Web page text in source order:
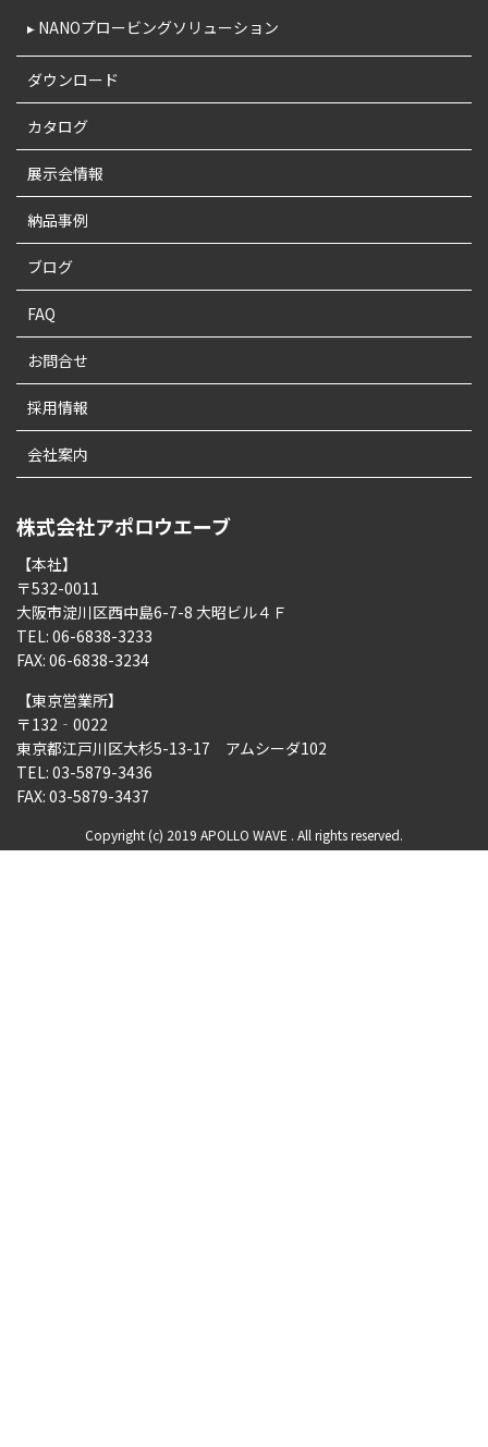
NANOプロービングソリューション
ダウンロード
カタログ
展示会情報
納品事例
ブログ
FAQ
お問合せ
採用情報
会社案内
株式会社アポロウエーブ
【本社】
〒532-0011
大阪市淀川区西中島6-7-8 大昭ビル４Ｆ
TEL: 06-6838-3233
FAX: 06-6838-3234
【東京営業所】
〒132‐0022
東京都江戸川区大杉5-13-17 アムシーダ102
TEL: 03-5879-3436
FAX: 03-5879-3437
Copyright (c) 2019 APOLLO WAVE . All rights reserved.